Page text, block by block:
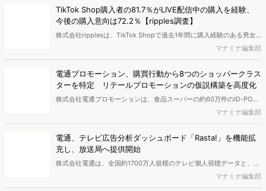
利用状況を調査する「グローバル・メディア・テック調査2026」を
実施し、結果を公開しました。
TikTok Shop購入者の81.7％がLIVE配信中の購入を経験、
今後の購入意向は72.2％【ripples調査】
株式会社ripplesは、TikTok Shopで過去1年間に購入経験のある男女
を対象とした「TikTok Shop購入者実態調査2026」を実施し、結果を
公開しました。
マナミナ編集部
電通プロモーション、購買行動から8つのショッパークラス
ターを特定 リテールプロモーションの仮説構築を高度化
株式会社電通プロモーションは、食品スーパーの約60万件のID-POS
データと生活者の定性データをAIで分析し、購買行動の特徴に基づい
た8つのショッパークラスターを特定しました。これにより購買時点
における生活者の意識や行動背景の把握が可能となり、リテールプロ
モーションにおけるプランニングの高速化と高精度化を実現できると
いいます。
マナミナ編集部
電通、テレビ広告分析ダッシュボード「Rasta!」を機能拡
充し、放送局へ提供開始
株式会社電通は、全国約1700万人規模のテレビ個人視聴データと、独
自の大規模生活者意識調査データを掛け合わせて、テレビ広告のデー
タ集計や広告効果の分析ができるダッシュボード「Rasta!
マナミナ編集部